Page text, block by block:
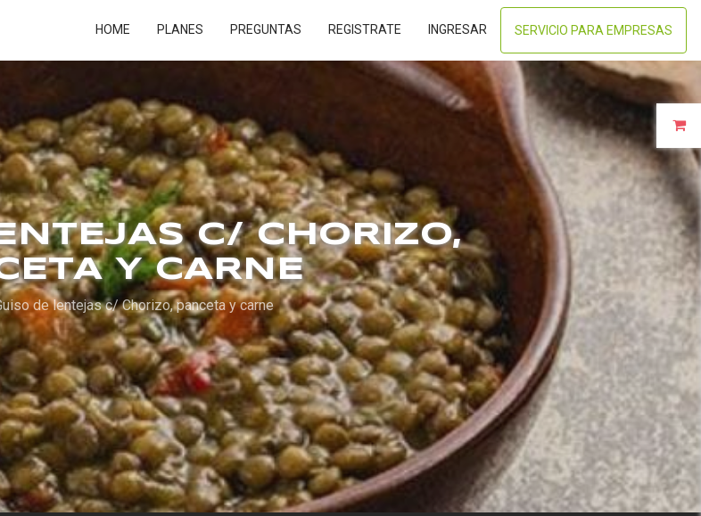
HOME PLANES PREGUNTAS REGISTRATE INGRESAR SERVICIO PARA EMPRESAS
C/ CHORIZO,
Y CARNE
de lentejas c/ Chorizo, panceta y carne